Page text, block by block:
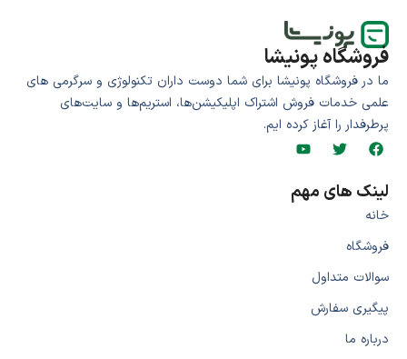
فروشگاه پونیشا
ما در فروشگاه پونیشا برای شما دوست داران تکنولوژی و سرگرمی های
علمی خدمات فروش اشتراک اپلیکیشن‌ها، استریم‌ها و سایت‌های
پرطرفدار را آغاز کرده ایم.
لینک های مهم
خانه
فروشگاه
سوالات متداول
پیگیری سفارش
درباره ما